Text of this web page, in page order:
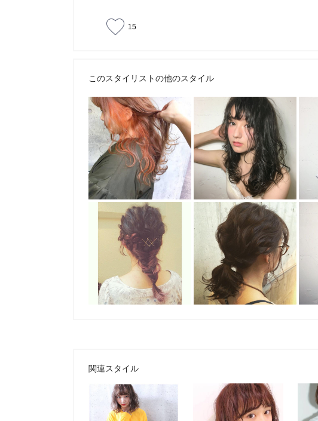
15
このスタイリストの他のスタイル
関連スタイル